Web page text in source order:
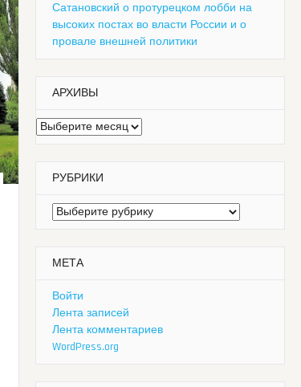
Сатановский о протурецком лобби на
высоких постах во власти России и о
провале внешней политики
АРХИВЫ
Архивы
РУБРИКИ
Рубрики
МЕТА
Войти
Лента записей
Лента комментариев
WordPress.org